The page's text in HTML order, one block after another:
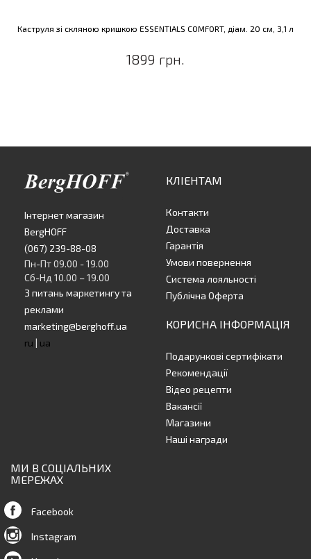
Каструля зі скляною кришкою ESSENTIALS COMFORT, діам. 20 см, 3,1 л
1899 грн.
Інтернет магазин
BergHOFF
(067) 239-88-08
Пн-Пт 09.00 - 19.00
Сб-Нд 10.00 – 19.00
З питань маркетингу та
реклами
marketing@berghoff.ua
ru | ua
КЛІЕНТАМ
Контакти
Доставка
Гарантія
Умови повернення
Система лояльності
Публічна Оферта
КОРИСНА ІНФОРМАЦІЯ
Подарункові сертифікати
Рекомендації
Відео рецепти
Вакансії
Магазини
Наші награди
МИ В СОЦІАЛЬНИХ
МЕРЕЖАХ
Facebook
Instagram